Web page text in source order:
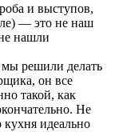
и выступов,
— это не наш
нашли
решили делать
он все
такой, как
Не
идеально